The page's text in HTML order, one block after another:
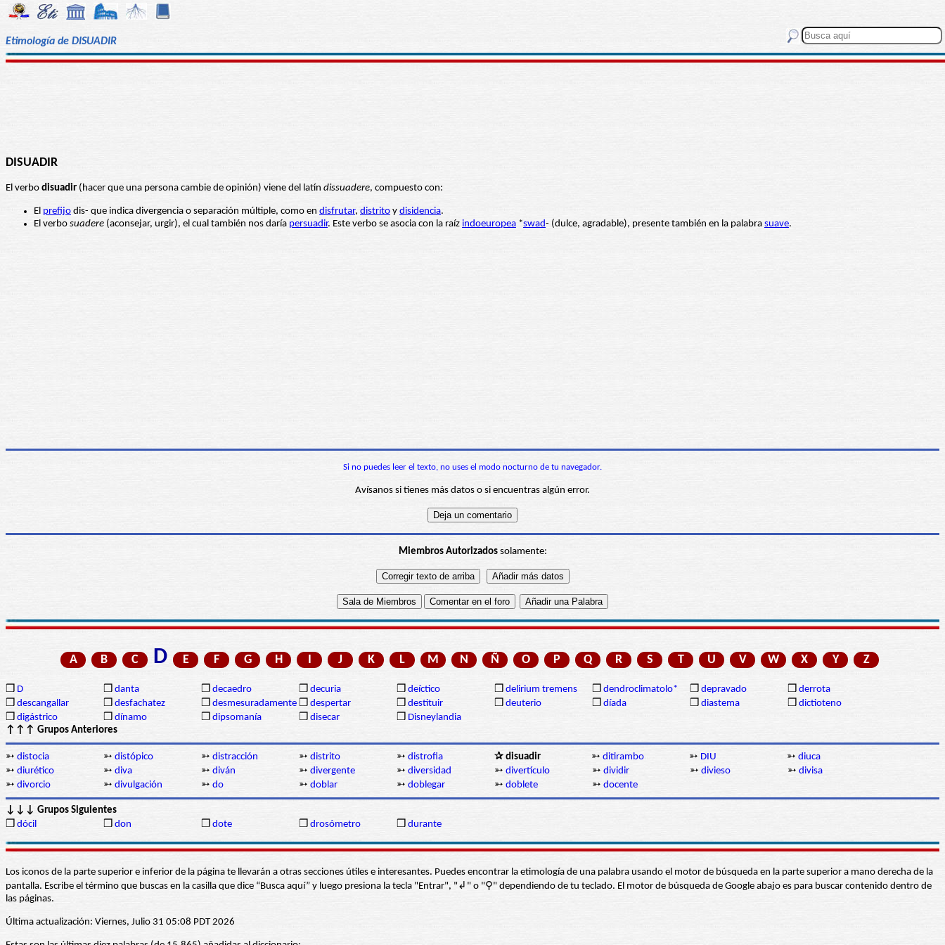
Etimología de DISUADIR
DISUADIR
El verbo disuadir (hacer que una persona cambie de opinión) viene del latín dissuadere, compuesto con:
El prefijo dis- que indica divergencia o separación múltiple, como en disfrutar, distrito y disidencia.
El verbo suadere (aconsejar, urgir), el cual también nos daría persuadir. Este verbo se asocia con la raíz indoeuropea *swad- (dulce, agradable), presente también en la palabra suave.
Si no puedes leer el texto, no uses el modo nocturno de tu navegador.
Avísanos si tienes más datos o si encuentras algún error.
Miembros Autorizadossolamente:
A B C D E F G H I J K L M N Ñ O P Q R S T U V W X Y Z
❒ D ❒ danta ❒ decaedro ❒ decuria ❒ deíctico ❒ delirium tremens ❒ dendroclimatolo* ❒ depravado ❒ derrota
❒ descangallar ❒ desfachatez ❒ desmesuradamente ❒ despertar ❒ destituir ❒ deuterio ❒ díada ❒ diastema ❒ dictioteno
❒ digástrico ❒ dínamo ❒ dipsomanía ❒ disecar ❒ Disneylandia
↑↑↑ Grupos Anteriores
➳ distocia ➳ distópico ➳ distracción ➳ distrito ➳ distrofia ✰ disuadir ➳ ditirambo ➳ DIU ➳ diuca
➳ diurético ➳ diva ➳ diván ➳ divergente ➳ diversidad ➳ divertículo ➳ dividir ➳ divieso ➳ divisa
➳ divorcio ➳ divulgación ➳ do ➳ doblar ➳ doblegar ➳ doblete ➳ docente
↓↓↓ Grupos Siguientes
❒ dócil ❒ don ❒ dote ❒ drosómetro ❒ durante
Los iconos de la parte superior e inferior de la página te llevarán a otras secciones útiles e interesantes. Puedes encontrar la etimología de una palabra usando el motor de búsqueda en la parte superior a mano derecha de la
pantalla. Escribe el término que buscas en la casilla que dice “Busca aquí” y luego presiona la tecla "Entrar", "↲" o "⚲" dependiendo de tu teclado. El motor de búsqueda de Google abajo es para buscar contenido dentro de
las páginas.
Última actualización: Viernes, Julio 31 05:08 PDT 2026